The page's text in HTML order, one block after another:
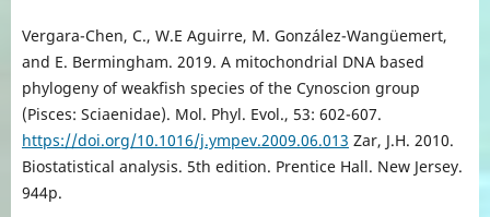
Vergara-Chen, C., W.E Aguirre, M. González-Wangüemert,
and E. Bermingham. 2019. A mitochondrial DNA based
phylogeny of weakfish species of the Cynoscion group
(Pisces: Sciaenidae). Mol. Phyl. Evol., 53: 602-607.
https://doi.org/10.1016/j.ympev.2009.06.013 Zar, J.H. 2010.
Biostatistical analysis. 5th edition. Prentice Hall. New Jersey.
944p.